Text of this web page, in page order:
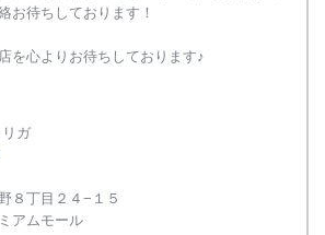
お待ちしております！
を心よりお待ちしております♪
ガ
８丁目２４−１５
アムモール